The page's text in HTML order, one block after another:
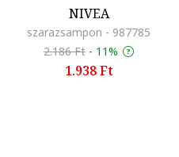
NIVEA
szarazsampon - 987785
2.186 Ft - 11%
1.938 Ft